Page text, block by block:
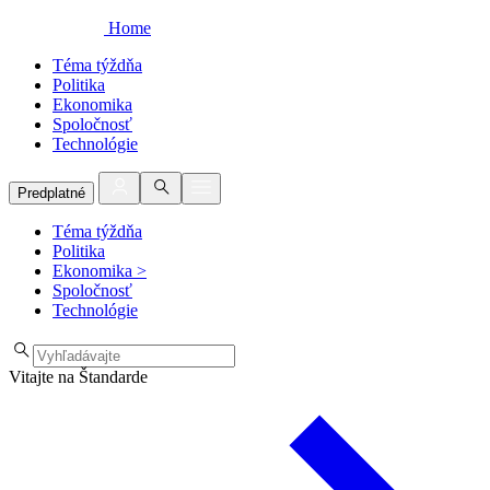
Home
Téma týždňa
Politika
Ekonomika
Spoločnosť
Technológie
Predplatné
Téma týždňa
Politika
Ekonomika >
Spoločnosť
Technológie
Vitajte na Štandarde